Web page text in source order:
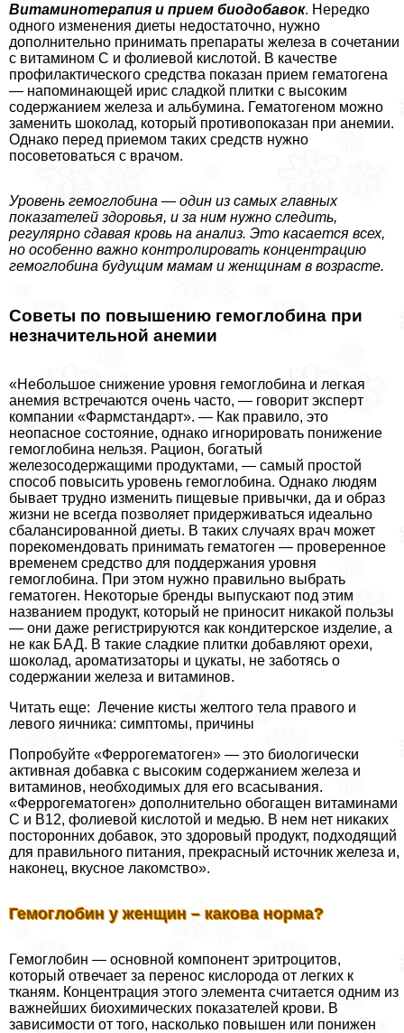
Витаминотерапия и прием биодобавок. Нередко
одного изменения диеты недостаточно, нужно
дополнительно принимать препараты железа в сочетании
с витамином С и фолиевой кислотой. В качестве
профилактического средства показан прием гематогена
— напоминающей ирис сладкой плитки с высоким
содержанием железа и альбумина. Гематогеном можно
заменить шоколад, который противопоказан при анемии.
Однако перед приемом таких средств нужно
посоветоваться с врачом.
Уровень гемоглобина — один из самых главных
показателей здоровья, и за ним нужно следить,
регулярно сдавая кровь на анализ. Это касается всех,
но особенно важно контролировать концентрацию
гемоглобина будущим мамам и женщинам в возрасте.
Советы по повышению гемоглобина при
незначительной анемии
«Небольшое снижение уровня гемоглобина и легкая
анемия встречаются очень часто, — говорит эксперт
компании «Фармстандарт». — Как правило, это
неопасное состояние, однако игнорировать понижение
гемоглобина нельзя. Рацион, богатый
железосодержащими продуктами, — самый простой
способ повысить уровень гемоглобина. Однако людям
бывает трудно изменить пищевые привычки, да и образ
жизни не всегда позволяет придерживаться идеально
сбалансированной диеты. В таких случаях врач может
порекомендовать принимать гематоген — проверенное
временем средство для поддержания уровня
гемоглобина. При этом нужно правильно выбрать
гематоген. Некоторые бренды выпускают под этим
названием продукт, который не приносит никакой пользы
— они даже регистрируются как кондитерское изделие, а
не как БАД. В такие сладкие плитки добавляют орехи,
шоколад, ароматизаторы и цукаты, не заботясь о
содержании железа и витаминов.
Читать еще: Лечение кисты желтого тела правого и
левого яичника: симптомы, причины
Попробуйте «Феррогематоген» — это биологически
активная добавка с высоким содержанием железа и
витаминов, необходимых для его всасывания.
«Феррогематоген» дополнительно обогащен витаминами
С и В12, фолиевой кислотой и медью. В нем нет никаких
посторонних добавок, это здоровый продукт, подходящий
для правильного питания, прекрасный источник железа и,
наконец, вкусное лакомство».
Гемоглобин у женщин – какова норма?
Гемоглобин — основной компонент эритроцитов,
который отвечает за перенос кислорода от легких к
тканям. Концентрация этого элемента считается одним из
важнейших биохимических показателей крови. В
зависимости от того, насколько повышен или понижен